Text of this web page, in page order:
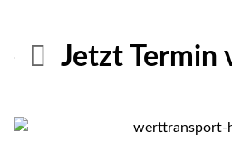
Jetzt Termin